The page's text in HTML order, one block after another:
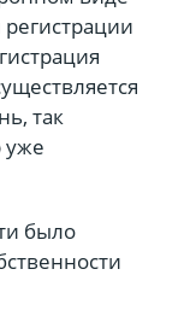
так
уже
было